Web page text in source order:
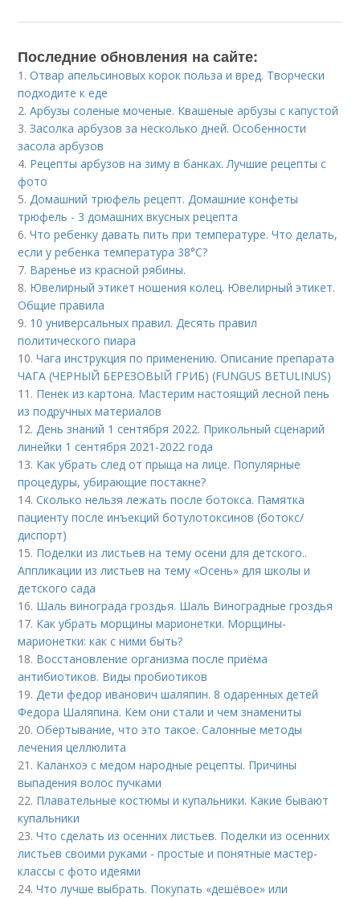
Последние обновления на сайте:
1.Отвар апельсиновых корок польза и вред. Творчески
подходите к еде
2.Арбузы соленые моченые. Квашеные арбузы с капустой
3.Засолка арбузов за несколько дней. Особенности
засола арбузов
4. Рецепты арбузов на зиму в банках. Лучшие рецепты с
фото
5.Домашний трюфель рецепт. Домашние конфеты
трюфель - 3 домашних вкусных рецепта
6.Что ребенку давать пить при температуре. Что делать,
если у ребенка температура 38°С?
7. Варенье из красной рябины.
8. Ювелирный этикет ношения колец. Ювелирный этикет.
Общие правила
9. 10 универсальных правил. Десять правил
политического пиара
10.Чага инструкция по применению. Описание препарата
ЧАГА (ЧЕРНЫЙ БЕРЕЗОВЫЙ ГРИБ) (FUNGUS BETULINUS)
11. Пенек из картона. Мастерим настоящий лесной пень
из подручных материалов
12.День знаний 1 сентября 2022. Прикольный сценарий
линейки 1 сентября 2021-2022 года
13. Как убрать след от прыща на лице. Популярные
процедуры, убирающие постакне?
14.Сколько нельзя лежать после ботокса. Памятка
пациенту после инъекций ботулотоксинов (ботокс/
диспорт)
15. Поделки из листьев на тему осени для детского..
Аппликации из листьев на тему «Осень» для школы и
детского сада
16. Шаль винограда гроздья. Шаль Виноградные гроздья
17. Как убрать морщины марионетки. Морщины-
марионетки: как с ними быть?
18. Восстановление организма после приёма
антибиотиков. Виды пробиотиков
19.Дети федор иванович шаляпин. 8 одаренных детей
Федора Шаляпина. Кем они стали и чем знамениты
20.Обертывание, что это такое. Салонные методы
лечения целлюлита
21. Каланхоэ с медом народные рецепты. Причины
выпадения волос пучками
22. Плавательные костюмы и купальники. Какие бывают
купальники
23.Что сделать из осенних листьев. Поделки из осенних
листьев своими руками - простые и понятные мастер-
классы с фото идеями
24.Что лучше выбрать. Покупать «дешёвое» или